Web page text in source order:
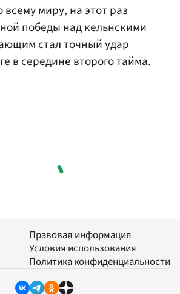
миру, на этот раз
победы над кельнскими
стал точный удар
в середине второго тайма.
Правовая информация
Условия использования
Политика конфиденциальности